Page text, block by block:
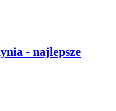
- najlepsze